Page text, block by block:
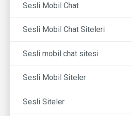
Sesli Mobil Chat
Sesli Mobil Chat Siteleri
Sesli mobil chat sitesi
Sesli Mobil Siteler
Sesli Siteler